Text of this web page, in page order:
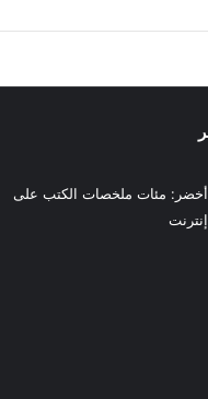
مئات ملخصات الكتب على